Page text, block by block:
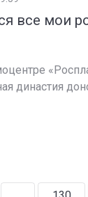
все мои
династия